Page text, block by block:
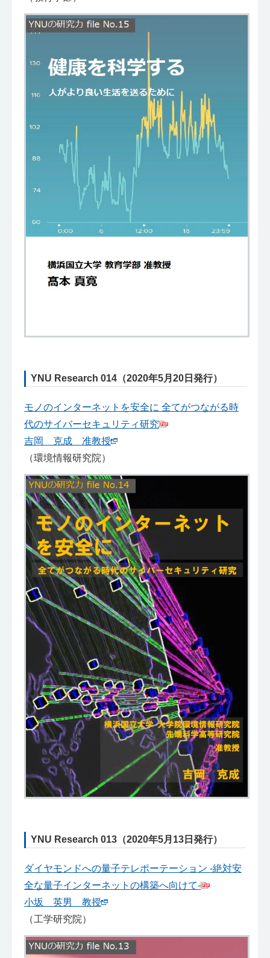
YNU Research 014（2020年5月20日発行）
モノのインターネットを安全に 全てがつながる時
代のサイバーセキュリティ研究
吉岡 克成 准教授
（環境情報研究院）
YNU Research 013（2020年5月13日発行）
ダイヤモンドへの量子テレポーテーション -絶対安
全な量子インターネットの構築へ向けて-
小坂 英男 教授
（工学研究院）